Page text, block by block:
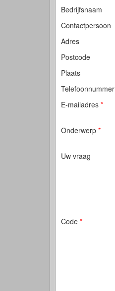
Bedrijfsnaam
Contactpersoon
Adres
Postcode
Plaats
Telefoonnummer
E-mailadres *
Onderwerp *
Uw vraag
Code *